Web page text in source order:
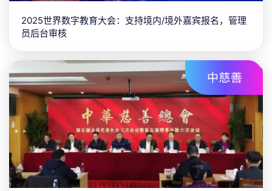
2025世界数字教育大会：支持境内/境外嘉宾报名，管理
员后台审核